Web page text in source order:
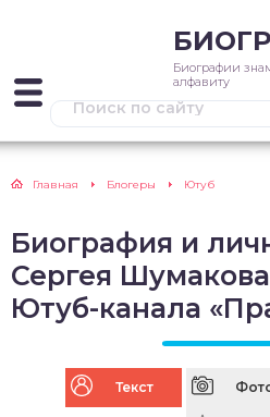
Биографии
алфавиту
Главная Блогеры Ютуб
Биография и
Сергея
Ютуб-канала
Текст